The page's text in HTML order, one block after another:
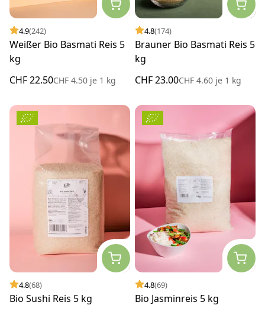
4.9(242)
Weißer Bio Basmati Reis 5
kg
CHF 22.50CHF 4.50 je 1 kg
4.8(174)
Brauner Bio Basmati Reis 5
kg
CHF 23.00CHF 4.60 je 1 kg
4.8(68)
Bio Sushi Reis 5 kg
4.8(69)
Bio Jasminreis 5 kg